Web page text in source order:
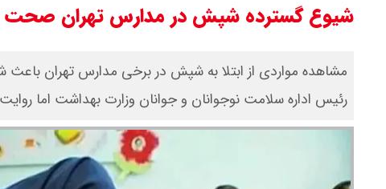
شیوع گسترده شپش در مدارس تهران صحت
مشاهده مواردی از ابتلا به شپش در برخی مدارس تهران
رئیس اداره سلامت نوجوانان و جوانان وزارت بهداشت اما